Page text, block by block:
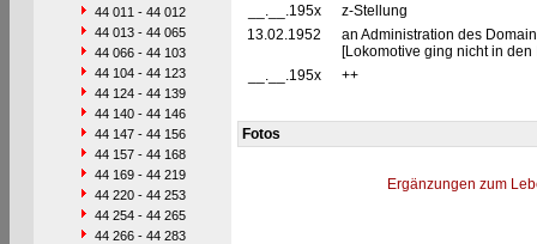
44 011 - 44 012
44 013 - 44 065
44 066 - 44 103
44 104 - 44 123
44 124 - 44 139
44 140 - 44 146
44 147 - 44 156
44 157 - 44 168
44 169 - 44 219
44 220 - 44 253
44 254 - 44 265
44 266 - 44 283
__.__.195x
z-Stellung
13.02.1952
an Administration des
[Lokomotive ging nicht in
__.__.195x
++
Fotos
Ergänzungen zum